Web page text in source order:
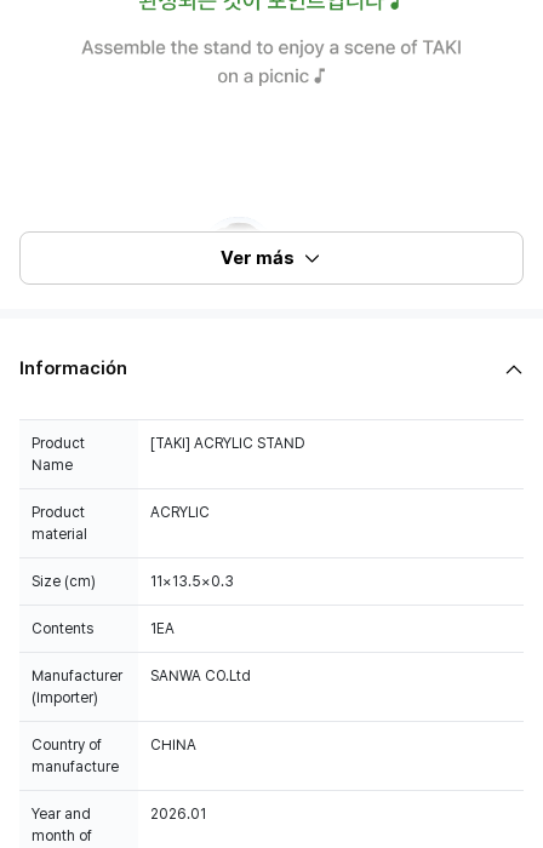
Ver más
Información
Product
Name
[TAKI] ACRYLIC STAND
Product
material
ACRYLIC
Size (cm) 11×13.5×0.3
Contents 1EA
Manufacturer
(Importer)
SANWA CO.Ltd
Country of
manufacture
CHINA
Year and
month of
2026.01